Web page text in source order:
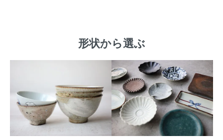
形状から選ぶ